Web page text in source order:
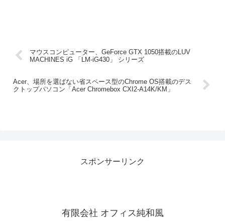
マウスコンピューター、GeForce GTX 1050搭載のLUV
MACHINES iG 「LM-iG430」 シリーズ
Acer、場所を選ばない省スペース型のChrome OS搭載のデス
クトップパソコン「Acer Chromebox CXI2-A14K/KM」
スポンサーリンク
有限会社 オフィス純和風